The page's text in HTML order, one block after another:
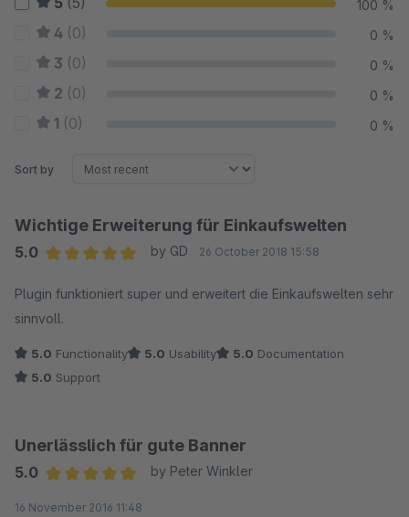
100 %
4 (0) 0 %
3 (0) 0 %
2 (0) 0 %
1 (0) 0 %
Sort by
Wichtige Erweiterung für Einkaufswelten
5.0
by GD 26 October 2018 15:58
Plugin funktioniert super und erweitert die Einkaufswelten sehr
sinnvoll.
5.0 Functionality 5.0 Usability 5.0 Documentation
5.0 Support
Unerlässlich für gute Banner
5.0
by Peter Winkler
16 November 2016 11:48